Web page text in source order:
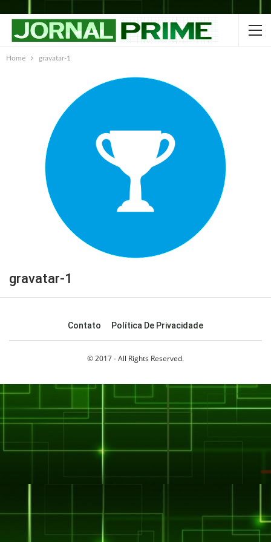
Home gravatar-1
gravatar-1
Contato Política De Privacidade
© 2017 - All Rights Reserved.